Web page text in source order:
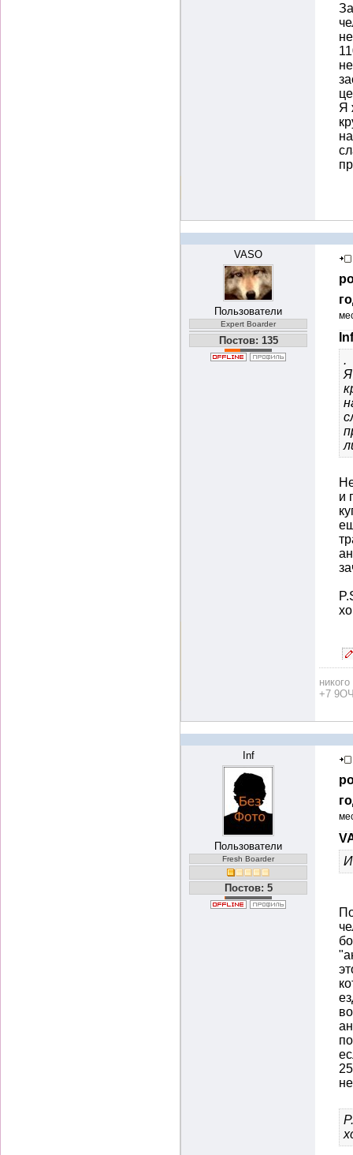
Я
VASO
Пользователи
Expert Boarder
Постов: 135
.
Я
и
+7
Inf
Пользователи
Fresh Boarder
Постов: 5
И